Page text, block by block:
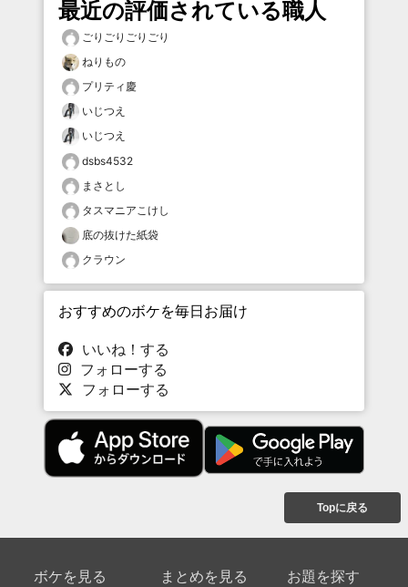
最近の評価されている職人
ごりごりごりごり
ねりもの
プリティ慶
いじつえ
いじつえ
dsbs4532
まさとし
タスマニアこけし
底の抜けた紙袋
クラウン
おすすめのボケを毎日お届け
いいね！する
フォローする
フォローする
Topに戻る
ボケを見る まとめを見る お題を探す